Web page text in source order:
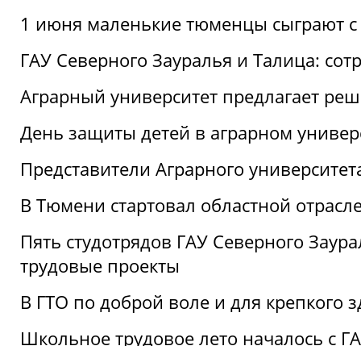
1 июня маленькие тюменцы сыграют с
ГАУ Северного Зауралья и Талица:
Аграрный университет предлагает
День защиты детей в аграрном
Представители Аграрного
В Тюмени стартовал областной
Пять студотрядов ГАУ Северного
трудовые проекты
В ГТО по доброй воле и для крепкого
Школьное трудовое лето началось с